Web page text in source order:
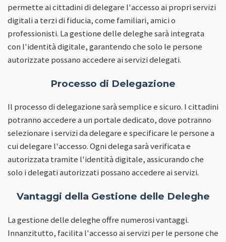
permette ai cittadini di delegare l'accesso ai propri servizi
digitali a terzi di fiducia, come familiari, amici o
professionisti. La gestione delle deleghe sarà integrata
con l'identità digitale, garantendo che solo le persone
autorizzate possano accedere ai servizi delegati.
Processo di Delegazione
Il processo di delegazione sarà semplice e sicuro. I cittadini
potranno accedere a un portale dedicato, dove potranno
selezionare i servizi da delegare e specificare le persone a
cui delegare l'accesso. Ogni delega sarà verificata e
autorizzata tramite l'identità digitale, assicurando che
solo i delegati autorizzati possano accedere ai servizi.
Vantaggi della Gestione delle Deleghe
La gestione delle deleghe offre numerosi vantaggi.
Innanzitutto, facilita l'accesso ai servizi per le persone che